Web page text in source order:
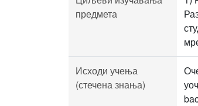
предмета
Исходи учења
(стечена знања)